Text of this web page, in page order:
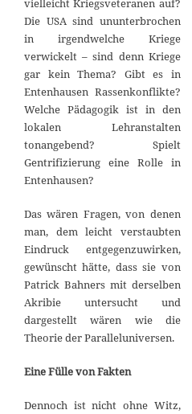
Die USA sind ununterbrochen
in irgendwelche Kriege
verwickelt – sind denn Kriege
gar kein Thema? Gibt es in
Entenhausen Rassenkonflikte?
Welche Pädagogik ist in den
lokalen Lehranstalten
tonangebend? Spielt
Gentrifizierung eine Rolle in
Entenhausen?
Das wären Fragen, von denen
man, dem leicht verstaubten
Eindruck entgegenzuwirken,
gewünscht hätte, dass sie von
Patrick Bahners mit derselben
Akribie untersucht und
dargestellt wären wie die
Theorie der Paralleluniversen.
Eine Fülle von Fakten
Dennoch ist nicht ohne Witz,